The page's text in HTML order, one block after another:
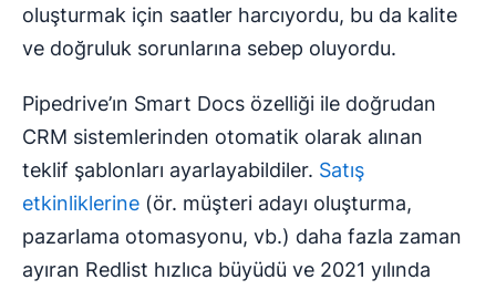
oluşturmak için saatler harcıyordu, bu da kalite
ve doğruluk sorunlarına sebep oluyordu.
Pipedrive’ın Smart Docs özelliği ile doğrudan
CRM sistemlerinden otomatik olarak alınan
teklif şablonları ayarlayabildiler. Satış
etkinliklerine (ör. müşteri adayı oluşturma,
pazarlama otomasyonu, vb.) daha fazla zaman
ayıran Redlist hızlıca büyüdü ve 2021 yılında